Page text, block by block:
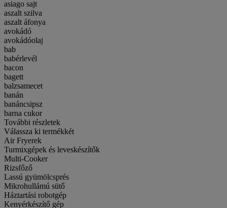
asiago sajt
aszalt szilva
aszalt áfonya
avokádó
avokádóolaj
bab
babérlevél
bacon
bagett
balzsamecet
banán
banáncsipsz
barna cukor
További részletek
Válassza ki termékkét
Air Fryerek
Turmixgépek és leveskészítők
Multi-Cooker
Rizsfőző
Lassú gyümölcsprés
Mikrohullámú sütő
Háztartási robotgép
Kenyérkészítő gép